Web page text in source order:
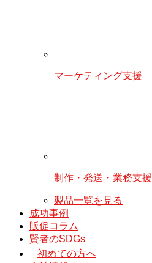
マーケティング支援
制作・発送・業務支援
製品一覧を見る
成功事例
販促コラム
賢者のSDGs
初めての方へ